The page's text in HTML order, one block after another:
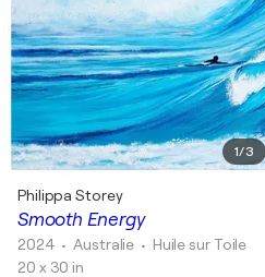
1/3
Smooth Energy
Philippa Storey
2024 • Australie • Huile sur Toile
20 x 30 in